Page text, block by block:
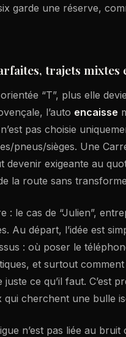
une réserve,
trajets mixtes
“T”, plus elle
l’auto encaisse
pas choisie
pneus/sièges. Une
devenir exigeante au
la route sans
: le cas de “Julien”,
Au départ, l’idée est
: où poser le
et surtout
ce qu’il faut. C’est
cherchent une bulle
n’est pas liée au